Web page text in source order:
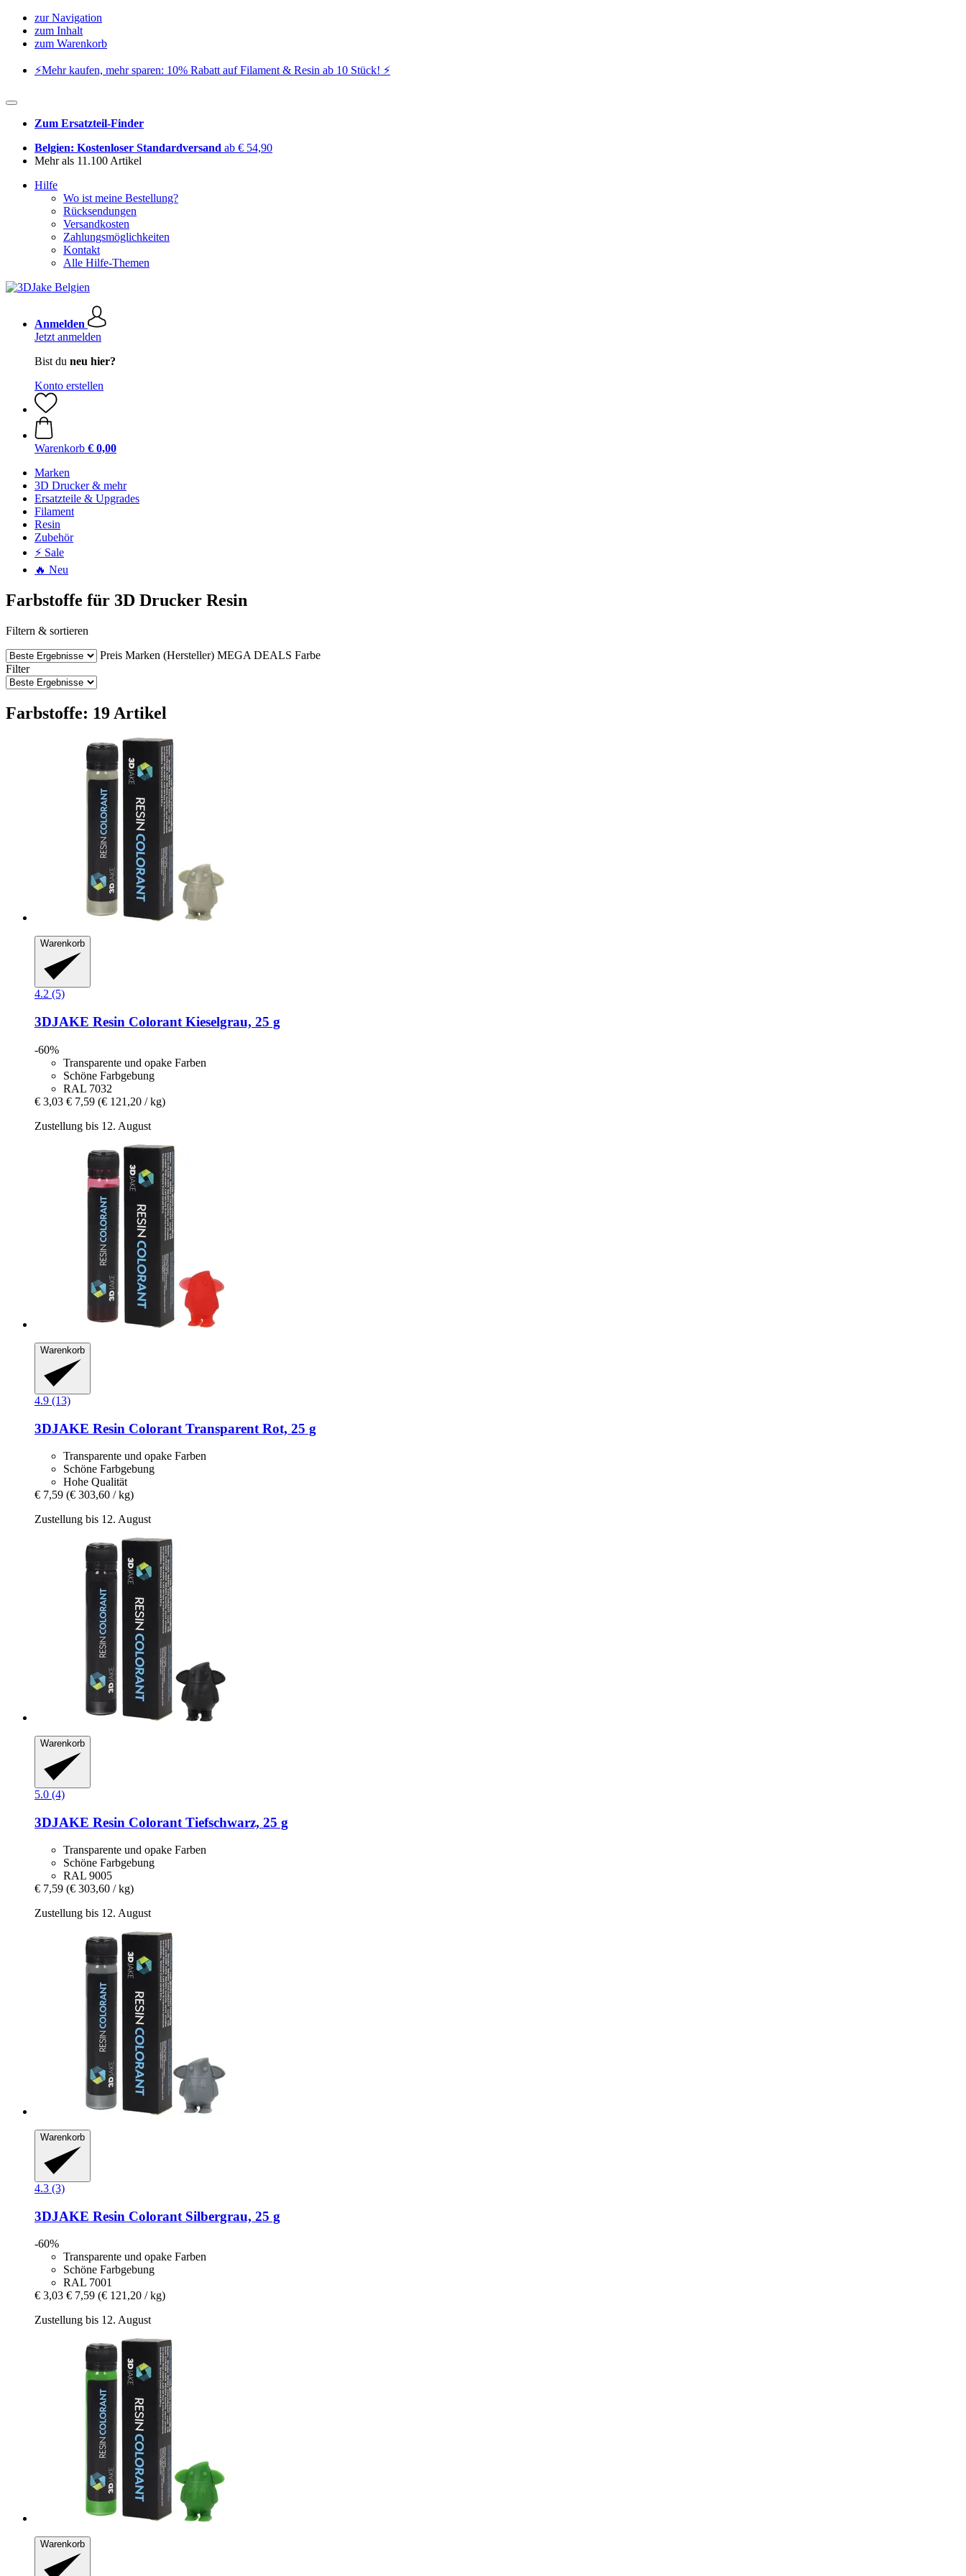
zur Navigation
zum Inhalt
zum Warenkorb
⚡️Mehr kaufen, mehr sparen: 10% Rabatt auf Filament & Resin ab 10 Stück! ⚡️
Zum Ersatzteil-Finder
Belgien: Kostenloser Standardversand ab € 54,90
Mehr als 11.100 Artikel
Hilfe
Wo ist meine Bestellung?
Rücksendungen
Versandkosten
Zahlungsmöglichkeiten
Kontakt
Alle Hilfe-Themen
Anmelden
Jetzt anmelden
Bist du neu hier?
Konto erstellen
Warenkorb € 0,00
Marken
3D Drucker & mehr
Ersatzteile & Upgrades
Filament
Resin
Zubehör
⚡ Sale
🔥 Neu
Farbstoffe für 3D Drucker Resin
Filtern & sortieren
Preis Marken (Hersteller) MEGA DEALS Farbe
Filter
Farbstoffe: 19 Artikel
Warenkorb
4.2 (5)
3DJAKE Resin Colorant Kieselgrau, 25 g
-60%
Transparente und opake Farben
Schöne Farbgebung
RAL 7032
€ 3,03 € 7,59 (€ 121,20 / kg)
Zustellung bis 12. August
Warenkorb
4.9 (13)
3DJAKE Resin Colorant Transparent Rot, 25 g
Transparente und opake Farben
Schöne Farbgebung
Hohe Qualität
€ 7,59 (€ 303,60 / kg)
Zustellung bis 12. August
Warenkorb
5.0 (4)
3DJAKE Resin Colorant Tiefschwarz, 25 g
Transparente und opake Farben
Schöne Farbgebung
RAL 9005
€ 7,59 (€ 303,60 / kg)
Zustellung bis 12. August
Warenkorb
4.3 (3)
3DJAKE Resin Colorant Silbergrau, 25 g
-60%
Transparente und opake Farben
Schöne Farbgebung
RAL 7001
€ 3,03 € 7,59 (€ 121,20 / kg)
Zustellung bis 12. August
Warenkorb